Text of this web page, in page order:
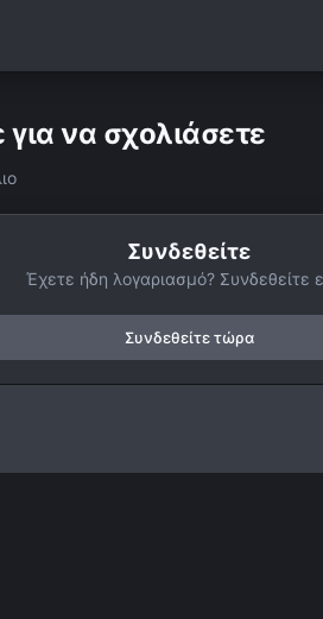
να σχολιάσετε
Συνδεθείτε
Έχετε ήδη λογαριασμό? Συνδεθείτε
Συνδεθείτε τώρα